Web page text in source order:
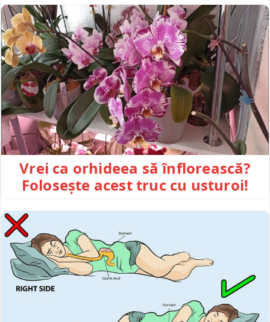
Vrei ca orhideea să înflorească?
Folosește acest truc cu usturoi!